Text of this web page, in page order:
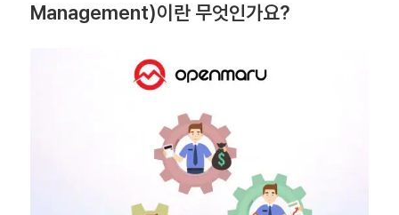
Management)이란 무엇인가요?